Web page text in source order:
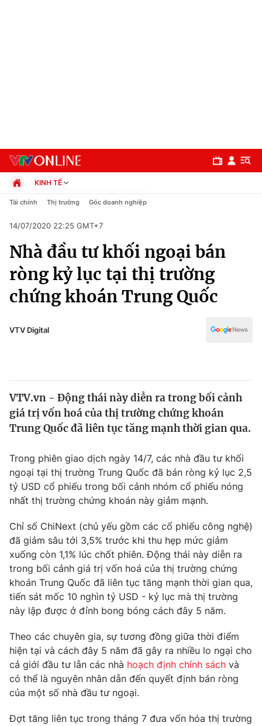
Chuyên mục
Chính trị
Xã hội
Pháp luật
Thế giới
Tin tức
Câu chuyện quốc tế
Kinh tế
Tài chính
Thị trường
Góc doanh nghiệp
Dữ liệu và đời sống
Truyền hình
Phim VTV
Hậu trường
Nhân vật
Khán giả
Giải trí
Điện ảnh
Âm nhạc
Sao
Đời sống
Du lịch
Làm đẹp
Chất lượng cuộc sống
Giáo dục
Tuyển sinh
Học trực tuyến
Công nghệ
Hitech Công nghệ tương lai
Sản phẩm
Giao lưu trực tuyến
KINH TẾ
Chính trị
Pháp luật
Kinh tế
Thể thao
Truyền hình
Văn hóa - Giải trí
Y tế
Tài chính Thị trường Góc doanh nghiệp
14/07/2020 22:25 GMT+7
Nhà đầu tư khối ngoại bán
ròng kỷ lục tại thị trường
chứng khoán Trung Quốc
VTV Digital
VTV.vn - Động thái này diễn ra trong bối cảnh
giá trị vốn hoá của thị trường chứng khoán
Trung Quốc đã liên tục tăng mạnh thời gian qua.
Trong phiên giao dịch ngày 14/7, các nhà đầu tư khối
ngoại tại thị trường Trung Quốc đã bán ròng kỷ lục 2,5
tỷ USD cổ phiếu trong bối cảnh nhóm cổ phiếu nóng
nhất thị trường chứng khoán này giảm mạnh.
Chỉ số ChiNext (chủ yếu gồm các cổ phiếu công nghệ)
đã giảm sâu tới 3,5% trước khi thu hẹp mức giảm
xuống còn 1,1% lúc chốt phiên. Động thái này diễn ra
trong bối cảnh giá trị vốn hoá của thị trường chứng
khoán Trung Quốc đã liên tục tăng mạnh thời gian qua,
tiến sát mốc 10 nghìn tỷ USD - kỷ lục mà thị trường
này lập được ở đỉnh bong bóng cách đây 5 năm.
Theo các chuyên gia, sự tương đồng giữa thời điểm
hiện tại và cách đây 5 năm đã gây ra nhiều lo ngại cho
cả giới đầu tư lẫn các nhà hoạch định chính sách và
có thể là nguyên nhân dẫn đến quyết định bán ròng
của một số nhà đầu tư ngoại.
Đợt tăng liên tục trong tháng 7 đưa vốn hóa thị trường